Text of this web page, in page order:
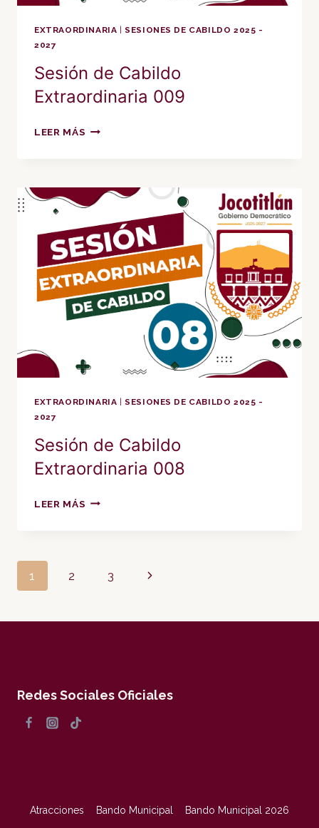
EXTRAORDINARIA |SESIONES DE CABILDO 2025 -
2027
Sesión de Cabildo
Extraordinaria 009
LEER MÁS SESIÓN
009
EXTRAORDINARIA |SESIONES DE CABILDO 2025 -
2027
Sesión de Cabildo
Extraordinaria 008
LEER MÁS SESIÓN
Navegación
1 2 3
Siguiente
Redes Sociales Oficiales
Atracciones Bando Municipal Bando Municipal 2026